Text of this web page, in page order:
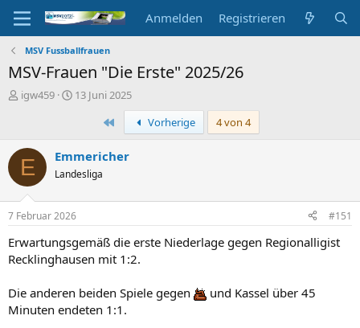
Anmelden Registrieren
MSV Fussballfrauen
MSV-Frauen "Die Erste" 2025/26
E
e
e
r
igw459
E
e
l
l
a
m
13 Juni 2025
Erste
Vorherige 4 von 4
E Emmericher
Landesliga
7 Februar 2026 #151
Erwartungsgemäß die erste Niederlage gegen Regionalligist
Recklinghausen mit 1:2.
Die anderen beiden Spiele gegen
und Kassel über 45
Minuten endeten 1:1.